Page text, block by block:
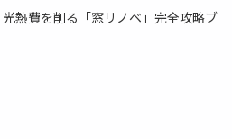
熱費を削る「窓リノベ」完全攻略ブ